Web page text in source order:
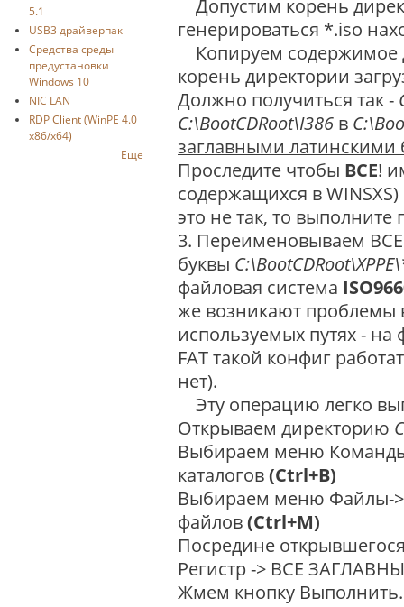
5.1
USB3 драйверпак
Средства среды
предустановки
Windows 10
NIC LAN
RDP Client (WinPE 4.0
x86/x64)
Ещё
Допустим корень
генерироваться *.iso
Копируем содержимое
корень директории
Должно получиться так -
C:\BootCDRoot\I386 в
заглавными
Проследите чтобы ВСЕ!
содержащихся в
это не так, то выполните
3. Переименовываем
буквы
файловая система
же возникают проблемы
используемых путях -
FAT такой конфиг
нет).
Эту операцию легко
Открываем директорию
Выбираем меню
каталогов(Ctrl+B)
Выбираем меню Файлы-
файлов(Ctrl+M)
Посредине
Регистр -> ВСЕ
Жмем кнопку Выполнить.